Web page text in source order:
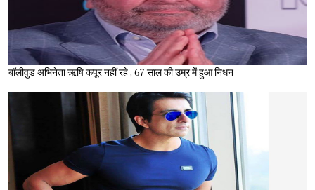
बॉलीवुड अभिनेता ऋषि कपूर नहीं रहे , 67 साल की उम्र में हुआ निधन